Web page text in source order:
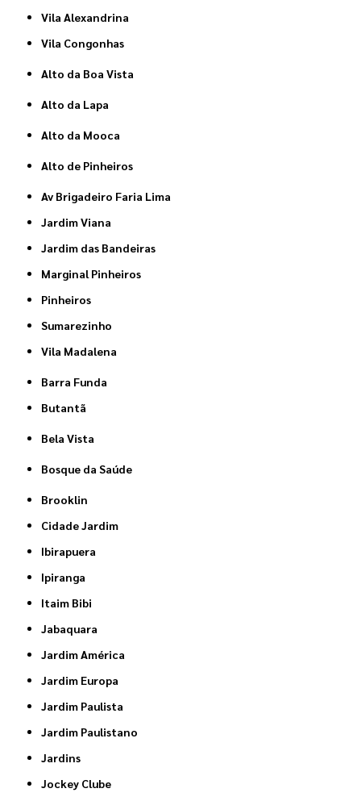
Vila Alexandrina
Vila Congonhas
Alto da Boa Vista
Alto da Lapa
Alto da Mooca
Alto de Pinheiros
Av Brigadeiro Faria Lima
Jardim Viana
Jardim das Bandeiras
Marginal Pinheiros
Pinheiros
Sumarezinho
Vila Madalena
Barra Funda
Butantã
Bela Vista
Bosque da Saúde
Brooklin
Cidade Jardim
Ibirapuera
Ipiranga
Itaim Bibi
Jabaquara
Jardim América
Jardim Europa
Jardim Paulista
Jardim Paulistano
Jardins
Jockey Clube